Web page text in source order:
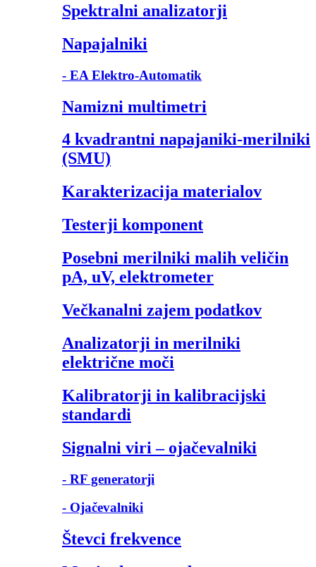
Spektralni analizatorji
Napajalniki
- EA Elektro-Automatik
Namizni multimetri
4 kvadrantni napajaniki-merilniki
(SMU)
Karakterizacija materialov
Testerji komponent
Posebni merilniki malih veličin
pA, uV, elektrometer
Večkanalni zajem podatkov
Analizatorji in merilniki
električne moči
Kalibratorji in kalibracijski
standardi
Signalni viri – ojačevalniki
- RF generatorji
- Ojačevalniki
Števci frekvence